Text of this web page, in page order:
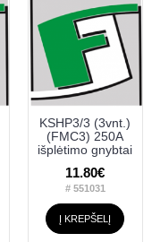
KSHP3/3 (3vnt.)
(FMC3) 250A
išplėtimo gnybtai
11.80€
# 551031
Į KREPŠELĮ